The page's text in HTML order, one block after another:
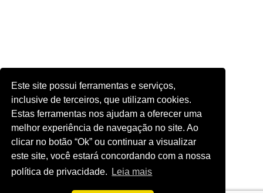
Este site possui ferramentas e serviços,
inclusive de terceiros, que utilizam cookies.
Estas ferramentas nos ajudam a oferecer uma
melhor experiência de navegação no site. Ao
clicar no botão “Ok” ou continuar a visualizar
este site, você estará concordando com a nossa
política de privacidade.
Leia mais